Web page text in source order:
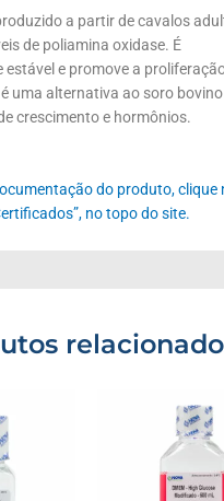
a partir de cavalos
de poliamina oxidase. É
e promove a
uma alternativa ao soro bovino
crescimento e hormônios.
do produto, clique
no topo do site.